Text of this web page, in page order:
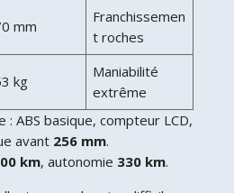
mm
Franchissemen
t roches
kg
Maniabilité
extrême
ABS basique, compteur LCD,
avant 256 mm.
km, autonomie 330 km.